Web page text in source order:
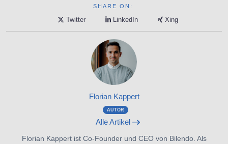
SHARE ON:
Twitter LinkedIn Xing
Florian Kappert
AUTOR
Alle Artikel
Florian Kappert ist Co-Founder und CEO von Bilendo. Als